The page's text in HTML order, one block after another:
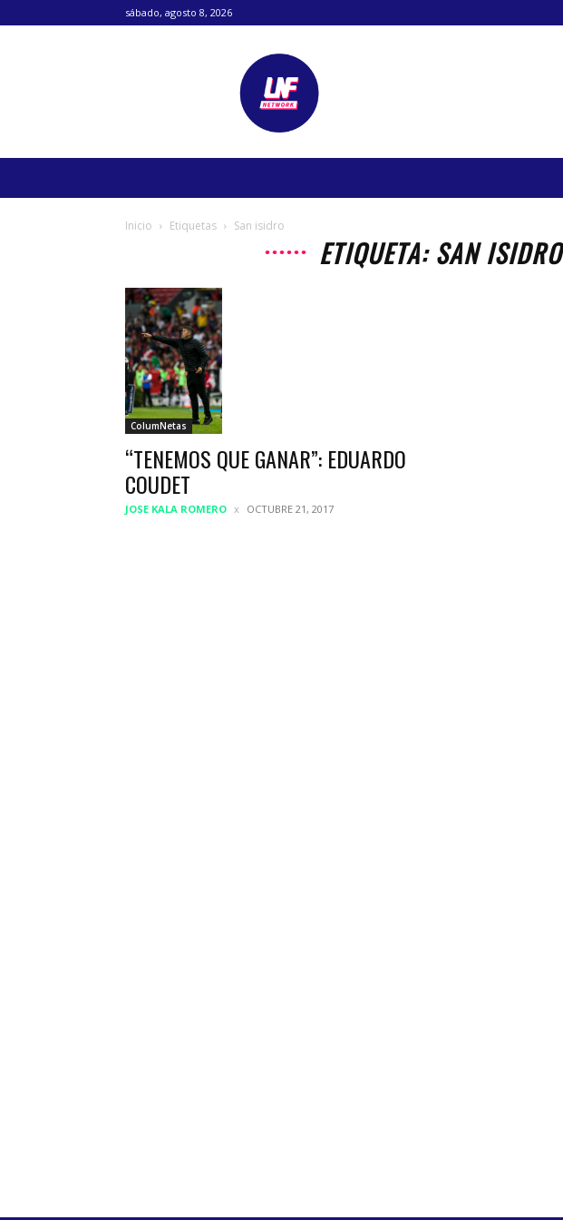
sábado, agosto 8, 2026
Lanetafutbolera
Inicio Etiquetas San isidro
ETIQUETA: SAN ISIDRO
ColumNetas
“TENEMOS QUE GANAR”: EDUARDO
COUDET
JOSE KALA ROMERO OCTUBRE 21, 2017